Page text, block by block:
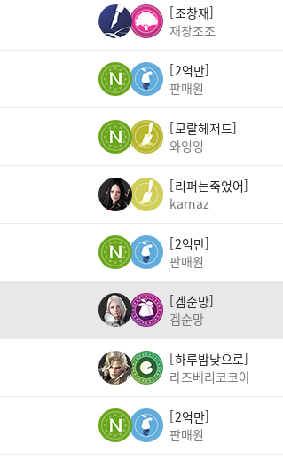
조창재
재창조조
2억만
판매원
모랄헤저드
와잉잉
리퍼는죽었어
karnaz
2억만
판매원
겜순망
겜순망
하루밤낮으로
라즈베리코코아
2억만
판매원